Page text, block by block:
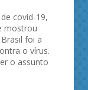
covid-19,
mostrou
foi a
o vírus.
o assunto